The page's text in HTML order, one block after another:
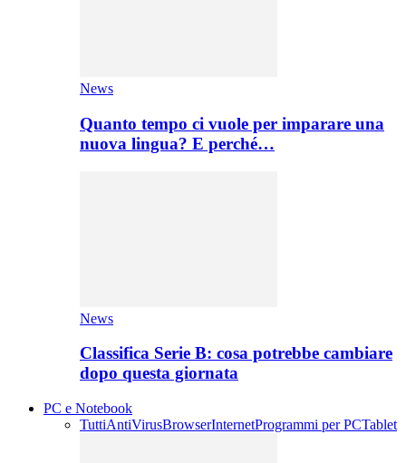
News
Quanto tempo ci vuole per imparare una
nuova lingua? E perché…
News
Classifica Serie B: cosa potrebbe cambiare
dopo questa giornata
PC e Notebook
TuttiAntiVirusBrowserInternetProgrammi per PCTablet